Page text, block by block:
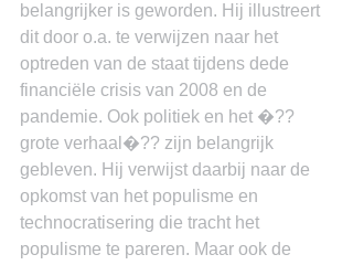
belangrijker is geworden. Hij illustreert
dit door o.a. te verwijzen naar het
optreden van de staat tijdens dede
financiële crisis van 2008 en de
pandemie. Ook politiek en het �??
grote verhaal�?? zijn belangrijk
gebleven. Hij verwijst daarbij naar de
opkomst van het populisme en
technocratisering die tracht het
populisme te pareren. Maar ook de